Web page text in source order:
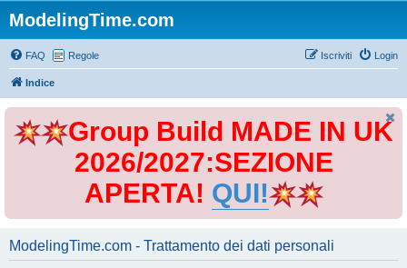
ModelingTime.com
FAQ Regole Login
Iscriviti
Indice
Group Build MADE IN UK
2026/2027:SEZIONE
APERTA! QUI!
ModelingTime.com - Trattamento dei dati personali